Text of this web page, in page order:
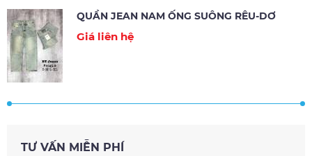
QUẦN JEAN NAM ỐNG SUÔNG RÊU-DƠ
Giá liên hệ
TƯ VẤN MIỄN PHÍ